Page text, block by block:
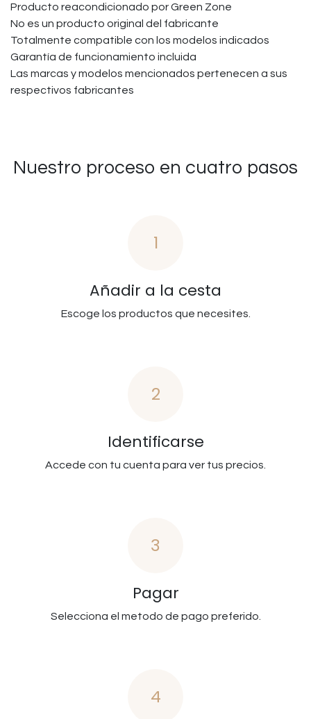
Producto reacondicionado por Green Zone
No es un producto original del fabricante
Totalmente compatible con los modelos indicados
Garantía de funcionamiento incluida
Las marcas y modelos mencionados pertenecen a sus
respectivos fabricantes
Nuestro proceso en cuatro pasos
1
Añadir a la cesta
Escoge los productos que necesites.
2
Identificarse
Accede con tu cuenta para ver tus precios.
3
Pagar
Selecciona el metodo de pago preferido.
4